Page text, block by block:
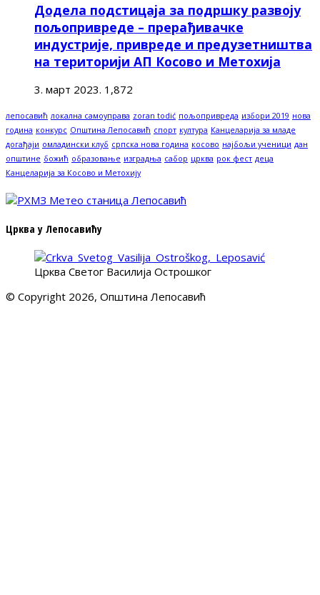
Додела подстицаја за подршку развоју
пољопривреде – прерађивачке
индустрије, привреде и предузетништва
на територији АП Косово и Метохија
3. март 2023. 1,872
лепосавић локална самоуправа zoran todić пољопривреда избори 2019 нова
година конкурс Општина Лепосавић спорт култура Канцеларија за младе
догађаји омладински клуб српска нова година косово најбољи ученици дан
општине божић образовање изградња сабор црква рок фест деца
Канцеларија за Косово и Метохију
Црква у Лепосавићу
Црква Светог Василија Острошког
© Copyright 2026, Општина Лепосавић